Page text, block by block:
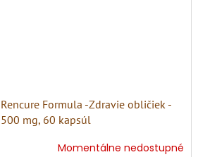
Rencure Formula -Zdravie obličiek -
500 mg, 60 kapsúl
Momentálne nedostupné